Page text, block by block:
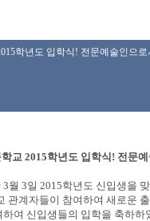
학년도 입학식! 전문예술인으
학년도 입학식! 전문예술
월 3일 2015학년도 신입생을
관계자들이 참여하여 새로운
여 신입생들의 입학을 축하하